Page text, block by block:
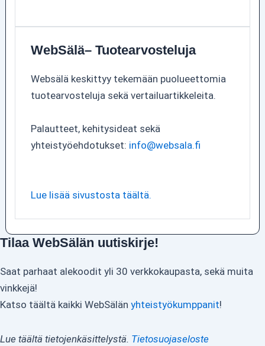
WebSälä– Tuotearvosteluja
Websälä keskittyy tekemään puolueettomia
tuotearvosteluja sekä vertailuartikkeleita.
Palautteet, kehitysideat sekä
yhteistyöehdotukset: info@websala.fi
Lue lisää sivustosta täältä.
Tilaa WebSälän uutiskirje!
Saat parhaat alekoodit yli 30 verkkokaupasta, sekä muita
vinkkejä!
Katso täältä kaikki WebSälän yhteistyökumppanit!
Lue täältä tietojenkäsittelystä. Tietosuojaseloste